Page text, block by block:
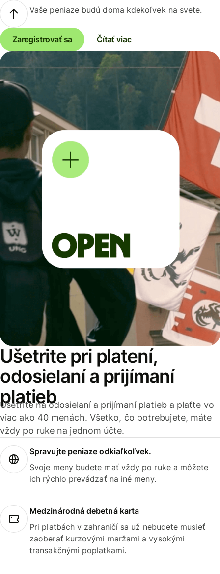
Vaše peniaze budú doma kdekoľvek na svete.
Zaregistrovať sa Čítať viac
Ušetrite pri platení,
odosielaní a prijímaní
platieb
Ušetrite na odosielaní a prijímaní platieb a plaťte vo
viac ako 40 menách. Všetko, čo potrebujete, máte
vždy po ruke na jednom účte.
Spravujte peniaze odkiaľkoľvek.
Svoje meny budete mať vždy po ruke a môžete
ich rýchlo prevádzať na iné meny.
Medzinárodná debetná karta
Pri platbách v zahraničí sa už nebudete musieť
zaoberať kurzovými maržami a vysokými
transakčnými poplatkami.